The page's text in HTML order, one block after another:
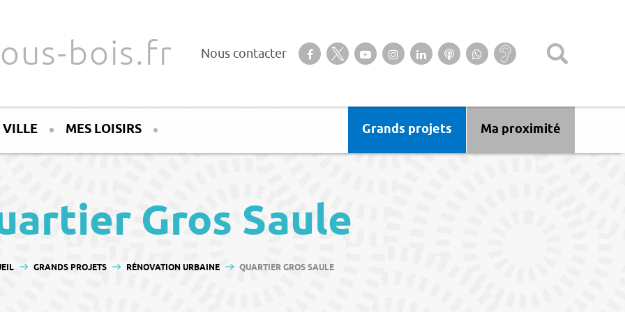
bois.fr Nous contacter Suivez-nous sur notre page Facebook
Suivez-nous sur Twitter
Suivez-nous sur YouTube
Suivez-nous sur Instagram
Retrouvez-nous sur Linkedin
Ecoutez nos Podcasts
Suivez-nous sur
WhatsApp
Baisse
d’audition ?
MES LOISIRS Ma proximité
Grands projets
Gros Saule
ÊTES ICI :GRANDS PROJETS RÉNOVATION URBAINE QUARTIER GROS SAULE